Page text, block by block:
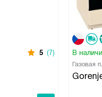
5 (7) В
Газовая